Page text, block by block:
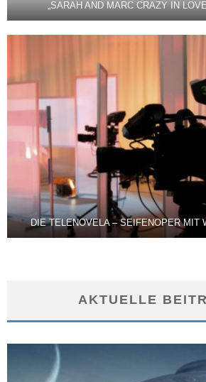
„SARAH AND MARC CRAZY IN
DIE TELENOVELA – SEIFENOPER MIT
AKTUELLE